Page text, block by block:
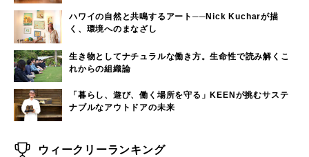
ハワイの自然と共鳴するアート──Nick Kucharが描
く、環境へのまなざし
生き物としてナチュラルな働き方。生命性で読み解くこ
れからの組織論
「暮らし、遊び、働く場所を守る」KEENが挑むサステ
ナブルなアウトドアの未来
ウィークリーランキング